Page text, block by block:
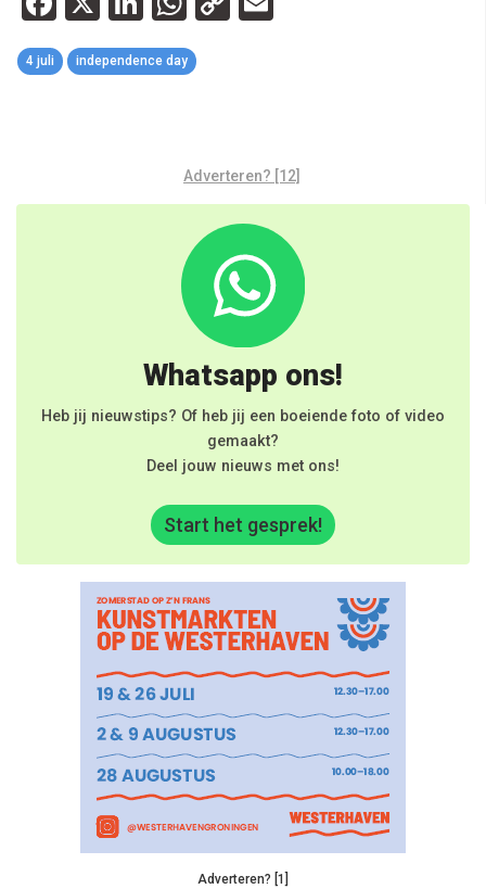
4 juli independence day
Adverteren? [12]
Whatsapp ons!
Heb jij nieuwstips? Of heb jij een boeiende foto of video
gemaakt?
Deel jouw nieuws met ons!
Start het gesprek!
Adverteren? [1]